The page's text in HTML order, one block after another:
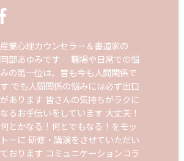
産業心理カウンセラー＆書道家の
岡部あゆみです 職場や日常での悩
みの第一位は、昔も今も人間関係で
す でも人間関係の悩みには必ず出口
があります 皆さんの気持ちがラクに
なるお手伝いをしています 大丈夫！
何とかなる！何とでもなる！をモッ
トーに 研修・講演をさせていただい
ております コミュニケーションコラ